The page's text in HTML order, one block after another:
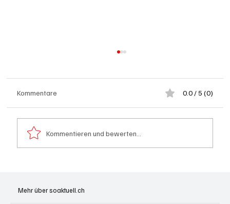
Kommentare 0.0 / 5 (0)
Kommentieren und bewerten...
Mehr über soaktuell.ch